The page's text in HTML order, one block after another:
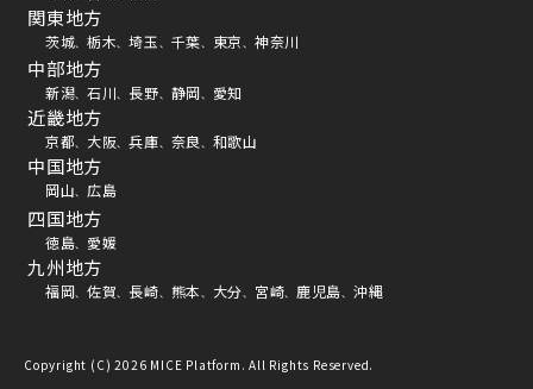
関東地方
茨城、 栃木、 埼玉、 千葉、 東京、 神奈川
中部地方
新潟、 石川、 長野、 静岡、 愛知
近畿地方
京都、 大阪、 兵庫、 奈良、 和歌山
中国地方
岡山、 広島
四国地方
徳島、 愛媛
九州地方
福岡、 佐賀、 長崎、 熊本、 大分、 宮崎、 鹿児島、 沖縄
Copyright (C) 2026 MICE Platform. All Rights Reserved.